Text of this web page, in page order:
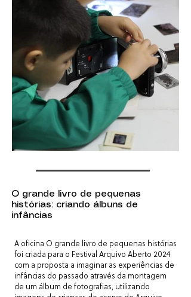
O grande livro de pequenas
histórias: criando álbuns de
infâncias
A oficina O grande livro de pequenas histórias
foi criada para o Festival Arquivo Aberto 2024
com a proposta a imaginar as experiências de
infâncias do passado através da montagem
de um álbum de fotografias, utilizando